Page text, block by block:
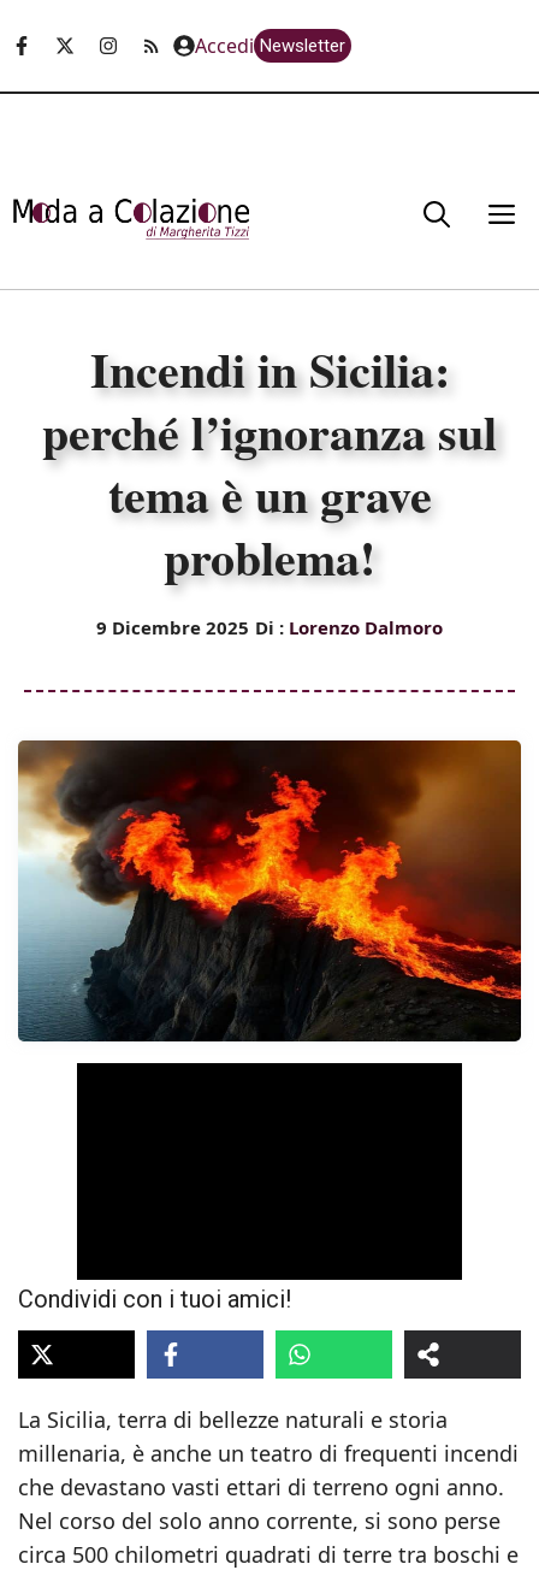
Accedi Newsletter
Incendi in Sicilia:
perché l’ignoranza sul
tema è un grave
problema!
9 Dicembre 2025 Di : Lorenzo Dalmoro
Condividi con i tuoi amici!
La Sicilia, terra di bellezze naturali e storia
millenaria, è anche un teatro di frequenti incendi
che devastano vasti ettari di terreno ogni anno.
Nel corso del solo anno corrente, si sono perse
circa 500 chilometri quadrati di terre tra boschi e